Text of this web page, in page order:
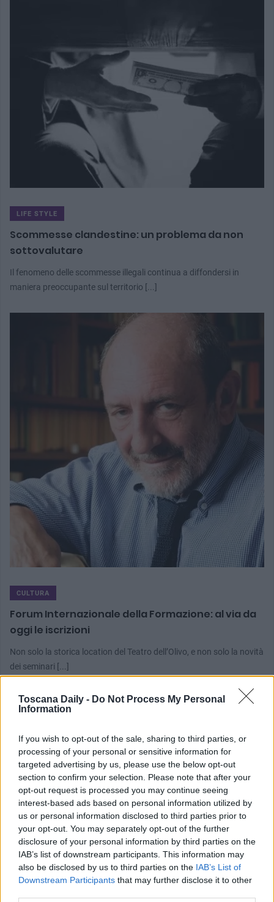
Toscana Daily - Do Not Process My Personal
Information
If you wish to opt-out of the sale, sharing to third parties, or
processing of your personal or sensitive information for
targeted advertising by us, please use the below opt-out
section to confirm your selection. Please note that after your
opt-out request is processed you may continue seeing
interest-based ads based on personal information utilized by
us or personal information disclosed to third parties prior to
your opt-out. You may separately opt-out of the further
disclosure of your personal information by third parties on the
IAB’s list of downstream participants. This information may
also be disclosed by us to third parties on the IAB’s List of
Downstream Participants that may further disclose it to other
LIFE STYLE
Scommesse clandestine: un problema da non
sottovalutare
Il fenomeno delle scommesse illegali continua a diffondersi in
maniera preoccupante sul territorio [...]
CULTURA
Forum Internazionale della Formazione: al via da
oggi le iscrizioni
Non solo la storica location del Teatro dell’Olivo, e non solo la novità
dei seminari [...]